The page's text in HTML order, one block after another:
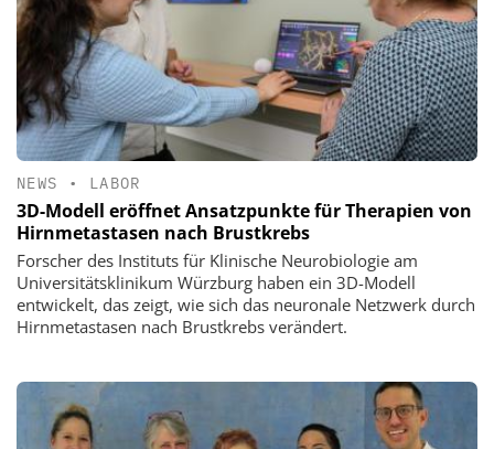
NEWS • LABOR
3D-Modell eröffnet Ansatzpunkte für Therapien von
Hirnmetastasen nach Brustkrebs
Forscher des Instituts für Klinische Neurobiologie am
Universitätsklinikum Würzburg haben ein 3D-Modell
entwickelt, das zeigt, wie sich das neuronale Netzwerk durch
Hirnmetastasen nach Brustkrebs verändert.